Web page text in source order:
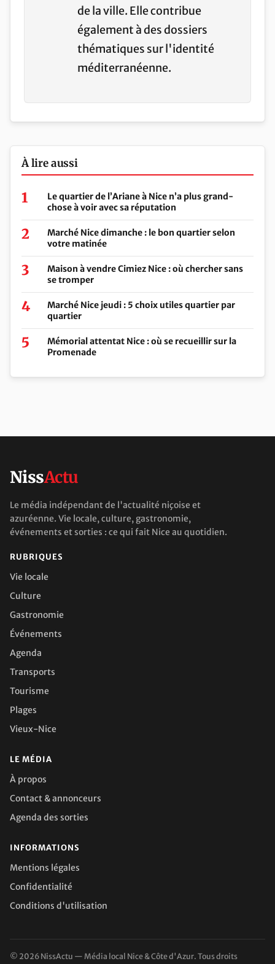
de la ville. Elle contribue
également à des dossiers
thématiques sur l'identité
méditerranéenne.
À lire aussi
Le quartier de l’Ariane à Nice n’a plus grand-
chose à voir avec sa réputation
Marché Nice dimanche : le bon quartier selon
votre matinée
Maison à vendre Cimiez Nice : où chercher sans
se tromper
Marché Nice jeudi : 5 choix utiles quartier par
quartier
Mémorial attentat Nice : où se recueillir sur la
Promenade
NissActu
Le média indépendant de l'actualité niçoise et
azuréenne. Vie locale, culture, gastronomie,
événements et sorties : ce qui fait Nice au quotidien.
RUBRIQUES
Vie locale
Culture
Gastronomie
Événements
Agenda
Transports
Tourisme
Plages
Vieux-Nice
LE MÉDIA
À propos
Contact & annonceurs
Agenda des sorties
INFORMATIONS
Mentions légales
Confidentialité
Conditions d'utilisation
© 2026 NissActu — Média local Nice & Côte d'Azur. Tous droits